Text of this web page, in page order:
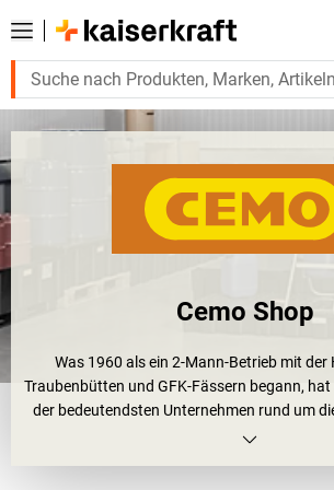
Cemo Shop
Was 1960 als ein 2-Mann-Betrieb mit der
Traubenbütten und GFK-Fässern begann,
der bedeutendsten Unternehmen rund um
von Gefahrstoffen sowie die Herstellung